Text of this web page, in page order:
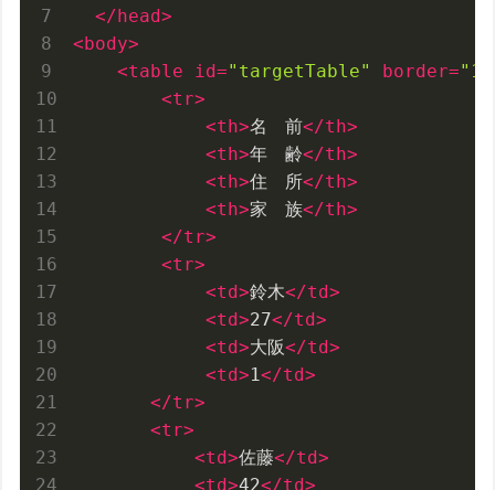
</head>
<body>
<table id="targetTable" border="1"
<tr>
<th>名　前</th>
<th>年　齢</th>
<th>住　所</th>
<th>家　族</th>
</tr>
<tr>
<td>鈴木</td>
<td>27</td>
<td>大阪</td>
<td>1</td>
</tr>
<tr>
<td>佐藤</td>
<td>42</td>